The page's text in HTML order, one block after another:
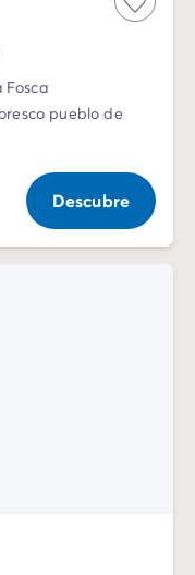
pueblo de
Descubre